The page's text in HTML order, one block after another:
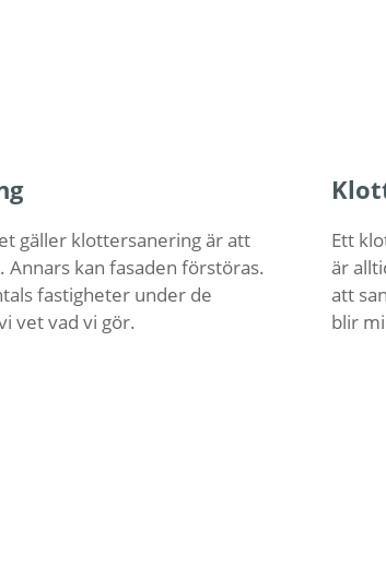
gäller klottersanering är att
Annars kan fasaden förstöras.
fastigheter under de
vet vad vi gör.
Ett
är
att
blir